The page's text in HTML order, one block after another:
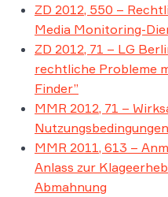
ZD 2012, 550 –
Media Monitoring-
ZD 2012, 71 – LG
rechtliche Probleme
Finder”
MMR 2012, 71 –
MMR 2011, 613 –
Anlass zur
Abmahnung